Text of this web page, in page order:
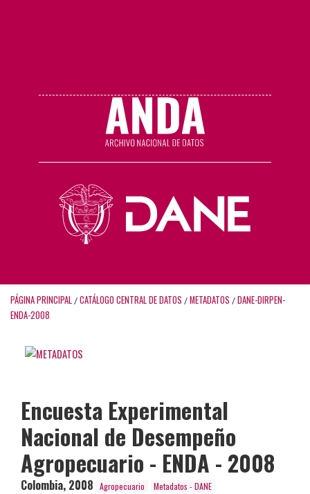
PÁGINA PRINCIPAL / CATÁLOGO CENTRAL DE DATOS / METADATOS / DANE-DIRPEN-
ENDA-2008
Encuesta Experimental
Nacional de Desempeño
Agropecuario - ENDA - 2008
Colombia, 2008 Agropecuario
Metadatos - DANE